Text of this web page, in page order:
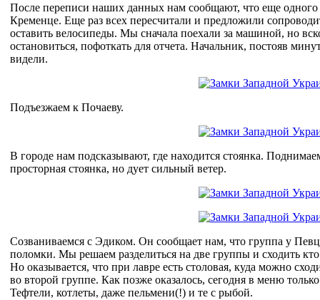
После переписи наших данных нам сообщают, что еще
Кременце. Еще раз всех пересчитали и предложили
оставить велосипеды. Мы сначала поехали за машиной, но
остановиться, пофоткать для отчета. Начальник, постояв
видели.
Подъезжаем к Почаеву.
В городе нам подсказывают, где находится стоянка.
просторная стоянка, но дует сильный ветер.
Созваниваемся с Эдиком. Он сообщает нам, что группа у
поломки. Мы решаем разделиться на две группы и сходить
Но оказывается, что при лавре есть столовая, куда можно
во второй группе. Как позже оказалось, сегодня в меню
Тефтели, котлеты, даже пельмени(!) и те с рыбой.